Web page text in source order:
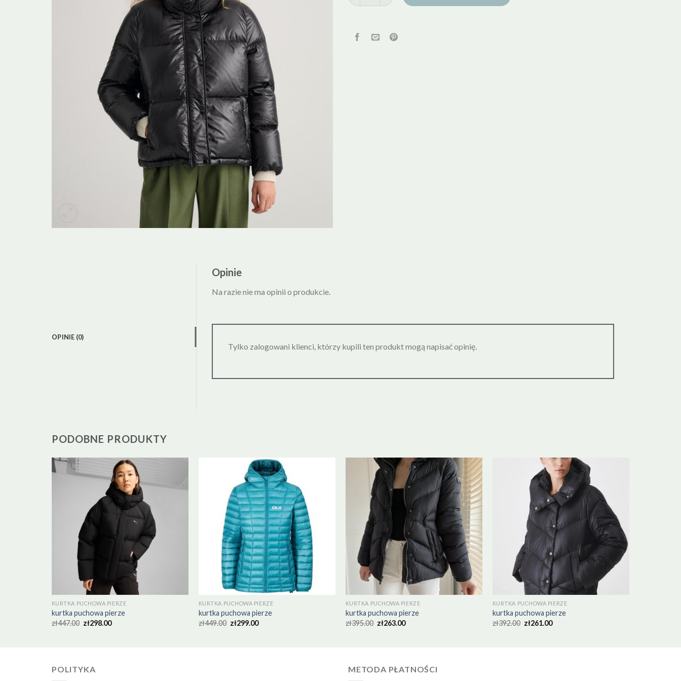
OPINIE (0)
Opinie
Na razie nie ma opinii o produkcie.
Tylko zalogowani klienci, którzy kupili ten produkt mogą napisać opinię.
PODOBNE PRODUKTY
KURTKA PUCHOWA PIERZE
kurtka puchowa pierze
zł447.00 zł298.00
KURTKA PUCHOWA PIERZE
kurtka puchowa pierze
zł449.00 zł299.00
KURTKA PUCHOWA PIERZE
kurtka puchowa pierze
zł395.00 zł263.00
KURTKA PUCHOWA PIERZE
kurtka puchowa pierze
zł392.00 zł261.00
POLITYKA METODA PŁATNOŚCI